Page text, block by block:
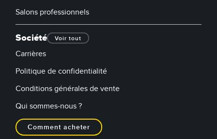
Salons professionnels
Société Voir tout
Carrières
Politique de confidentialité
Conditions générales de vente
Qui sommes-nous ?
Comment acheter